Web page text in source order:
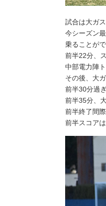
試合は大ガ
今シーズン
乗ることが
前半22分、
中部電力陣
その後、大
前半30分過
前半35分、
前半終了間
前半スコア